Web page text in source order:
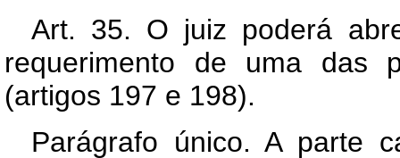
Art. 35. O juiz poderá
requerimento de uma das
(artigos 197 e 198).
Parágrafo único. A parte